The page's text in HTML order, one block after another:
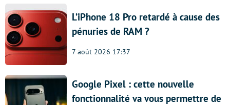
L’iPhone 18 Pro retardé à cause des
pénuries de RAM ?
7 août 2026 17:37
Google Pixel : cette nouvelle
fonctionnalité va vous permettre de